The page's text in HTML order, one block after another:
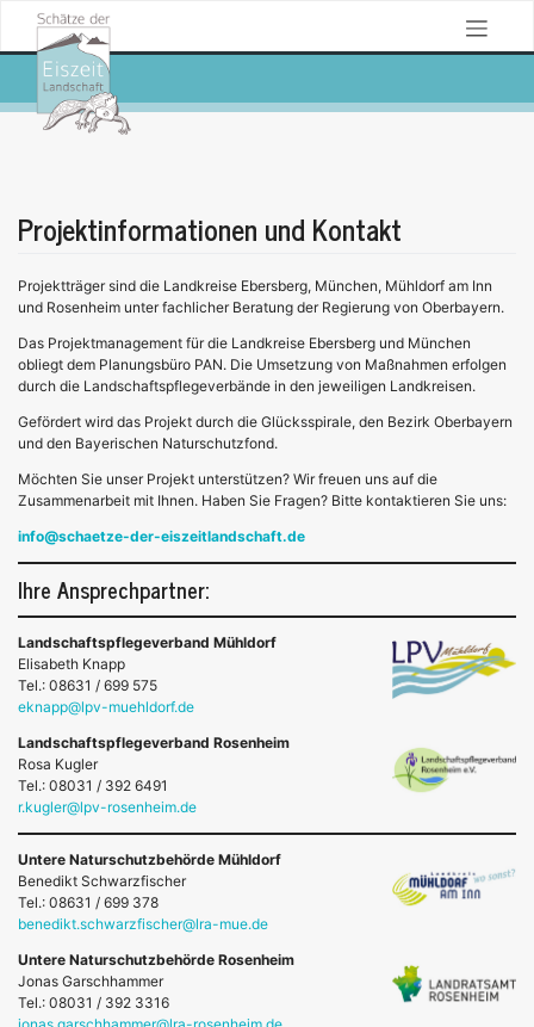
contentSCHÄTZE DER EISZEITLANDSCHAFT
Projektinformationen und Kontakt
Projektträger sind die Landkreise Ebersberg, München, Mühldorf am Inn
und Rosenheim unter fachlicher Beratung der Regierung von Oberbayern.
Das Projektmanagement für die Landkreise Ebersberg und München
obliegt dem Planungsbüro PAN. Die Umsetzung von Maßnahmen erfolgen
durch die Landschaftspflegeverbände in den jeweiligen Landkreisen.
Gefördert wird das Projekt durch die Glücksspirale, den Bezirk Oberbayern
und den Bayerischen Naturschutzfond.
Möchten Sie unser Projekt unterstützen? Wir freuen uns auf die
Zusammenarbeit mit Ihnen. Haben Sie Fragen? Bitte kontaktieren Sie uns:
info@schaetze-der-eiszeitlandschaft.de
Ihre Ansprechpartner:
Landschaftspflegeverband Mühldorf
Elisabeth Knapp
Tel.: 08631 / 699 575
eknapp@lpv-muehldorf.de
Landschaftspflegeverband Rosenheim
Rosa Kugler
Tel.: 08031 / 392 6491
r.kugler@lpv-rosenheim.de
Untere Naturschutzbehörde Mühldorf
Benedikt Schwarzfischer
Tel.: 08631 / 699 378
benedikt.schwarzfischer@lra-mue.de
Untere Naturschutzbehörde Rosenheim
Jonas Garschhammer
Tel.: 08031 / 392 3316